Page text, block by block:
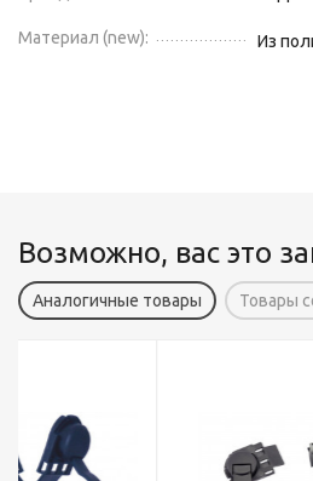
Материал (new): Из
Возможно, вас это
Аналогичные товары Товары